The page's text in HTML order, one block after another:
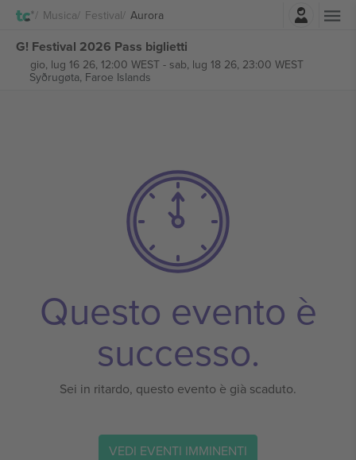
Musica Festival Aurora
G! Festival 2026 Pass biglietti
gio, lug 16 26, 12:00 WEST- sab, lug 18 26, 23:00 WEST
Syðrugøta, Faroe Islands
Questo evento è
successo.
Sei in ritardo, questo evento è già scaduto.
VEDI EVENTI IMMINENTI